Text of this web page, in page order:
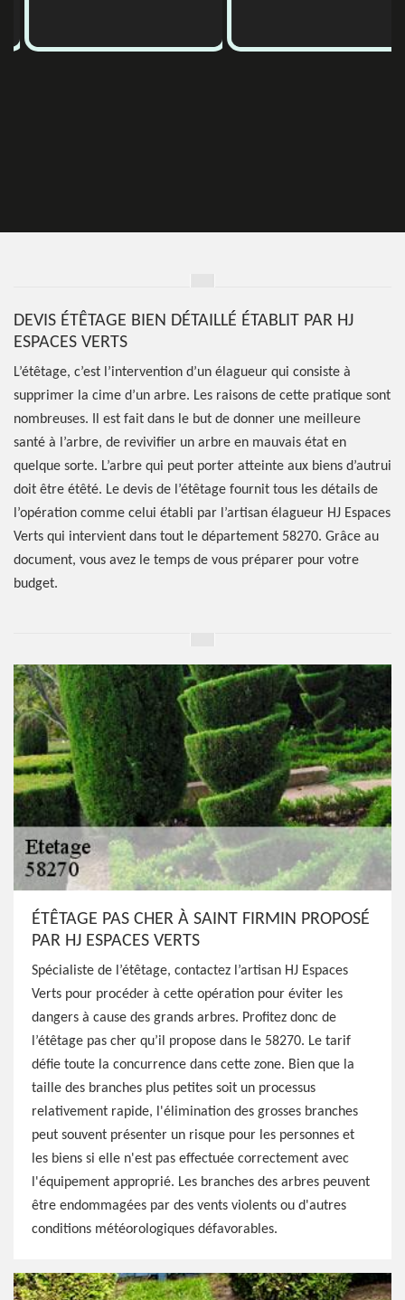
DEVIS ÉTÊTAGE BIEN DÉTAILLÉ ÉTABLIT PAR HJ
ESPACES VERTS
L’étêtage, c’est l’intervention d’un élagueur qui consiste à
supprimer la cime d’un arbre. Les raisons de cette pratique sont
nombreuses. Il est fait dans le but de donner une meilleure
santé à l’arbre, de revivifier un arbre en mauvais état en
quelque sorte. L’arbre qui peut porter atteinte aux biens d’autrui
doit être étêté. Le devis de l’étêtage fournit tous les détails de
l’opération comme celui établi par l’artisan élagueur HJ Espaces
Verts qui intervient dans tout le département 58270. Grâce au
document, vous avez le temps de vous préparer pour votre
budget.
ÉTÊTAGE PAS CHER À SAINT FIRMIN PROPOSÉ
PAR HJ ESPACES VERTS
Spécialiste de l’étêtage, contactez l’artisan HJ Espaces
Verts pour procéder à cette opération pour éviter les
dangers à cause des grands arbres. Profitez donc de
l’étêtage pas cher qu’il propose dans le 58270. Le tarif
défie toute la concurrence dans cette zone. Bien que la
taille des branches plus petites soit un processus
relativement rapide, l'élimination des grosses branches
peut souvent présenter un risque pour les personnes et
les biens si elle n'est pas effectuée correctement avec
l'équipement approprié. Les branches des arbres peuvent
être endommagées par des vents violents ou d'autres
conditions météorologiques défavorables.